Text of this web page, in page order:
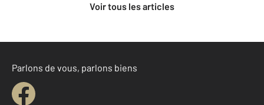
Voir tous les articles
Parlons de vous, parlons biens